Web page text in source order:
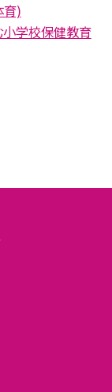
育)
小学校保健教育